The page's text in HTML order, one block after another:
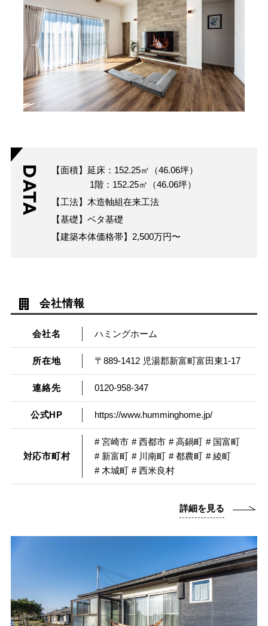
DATA
【面積】延床：152.25㎡（46.06坪）
1階：152.25㎡（46.06坪）
【工法】木造軸組在来工法
【基礎】ベタ基礎
【建築本体価格帯】2,500万円〜
会社情報
会社名 ハミングホーム
所在地 〒889-1412 児湯郡新富町富田東1-17
連絡先 0120-958-347
公式HP https://www.humminghome.jp/
対応市町村
# 宮崎市 # 西都市 # 高鍋町 # 国富町
# 新富町 # 川南町 # 都農町 # 綾町
# 木城町 # 西米良村
詳細を見る